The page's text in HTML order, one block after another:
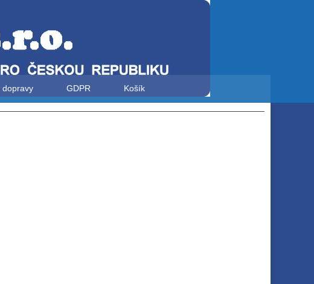
dopravy GDPR Košík